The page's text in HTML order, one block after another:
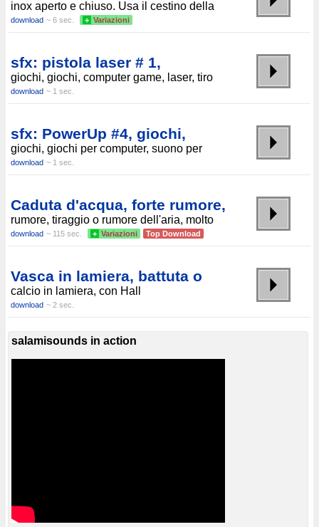
inox aperto e chiuso. Usa il cestino della
download ~ 6 sec. + Variazioni
sfx: pistola laser # 1,
giochi, giochi, computer game, laser, tiro
download ~ 1 sec.
sfx: PowerUp #4, giochi,
giochi, giochi per computer, suono per
download ~ 1 sec.
Caduta d'acqua, forte rumore,
rumore, tiraggio o rumore dell'aria, molto
download ~ 115 sec. + Variazioni Top Download
Vasca in lamiera, battuta o
calcio in lamiera, con Hall
download ~ 2 sec.
salamisounds in action